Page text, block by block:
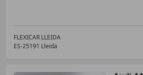
FLEXICAR LLEIDA
ES-25191 Lleida